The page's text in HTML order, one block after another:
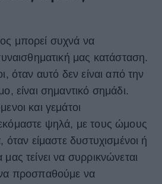
μπορεί συχνά να
μας κατάσταση.
όταν αυτό δεν είναι από την
είναι σημαντικό σημάδι.
και γεμάτοι
ψηλά, με τους ώμους
είμαστε δυστυχισμένοι ή
τείνει να συρρικνώνεται
προσπαθούμε να